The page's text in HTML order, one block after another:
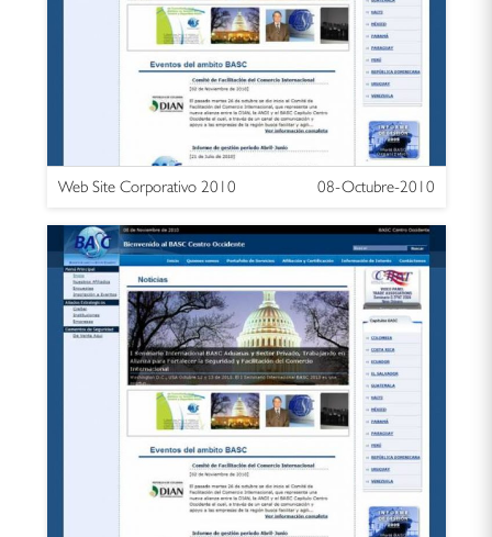
Web Site Corporativo 2010 08-Octubre-2010